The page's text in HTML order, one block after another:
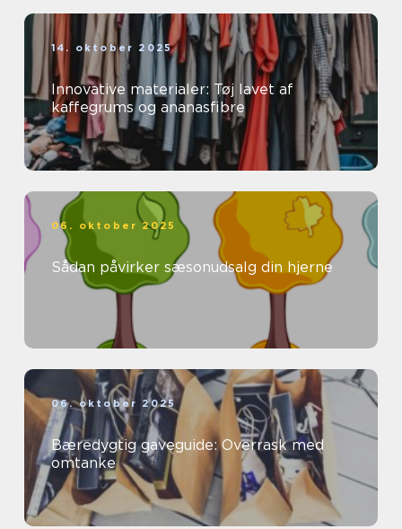
14. oktober 2025
Innovative materialer: Tøj lavet af
kaffegrums og ananasfibre
06. oktober 2025
Sådan påvirker sæsonudsalg din hjerne
06. oktober 2025
Bæredygtig gaveguide: Overrask med
omtanke